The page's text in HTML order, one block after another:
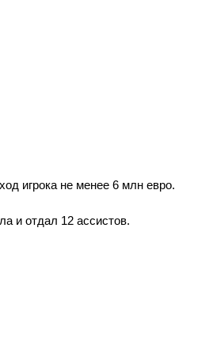
игрока не менее 6 млн евро.
и отдал 12 ассистов.